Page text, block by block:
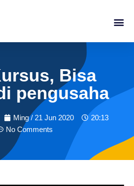
Bisa
pengusaha
Ming / 21 Jun 2020
20:13
No Comments